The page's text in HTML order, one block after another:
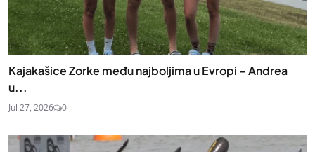
Kajakašice Zorke među najboljima u Evropi – Andrea
u...
Jul 27, 2026 0